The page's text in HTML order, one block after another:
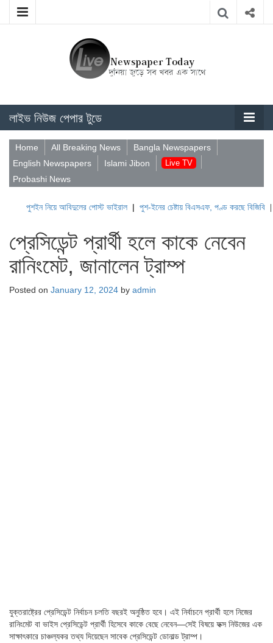
লাইভ নিউজ পেপার টুডে
Home All Breaking News
Bangla Newspapers
English Newspapers
Islami Jibon Live TV
Probashi News
নিয়ে আবিদুলের পোস্ট ভাইরাল| পুশ-ইনের চেষ্টায় বিএসএফ, পণ্ড করছে বিজিবি|
প্রেসিডেন্ট প্রার্থী হলে কাকে নেবেন
রানিংমেট, জানালেন ট্রাম্প
Posted on January 12, 2024 by admin
যুক্তরাষ্ট্রের প্রেসিডেন্ট নির্বাচন চলতি বছরই অনুষ্ঠিত হবে। এই নির্বাচনে প্রার্থী হলে নিজের
রানিংমেট বা ভাইস প্রেসিডেন্ট প্রার্থী হিসেবে কাকে বেছে নেবেন—সেই বিষয়ে ফক্স নিউজের এক
সাক্ষাৎকারে চাঞ্চল্যকর তথ্য দিয়েছেন সাবেক প্রেসিডেন্ট ডোনাল্ড ট্রাম্প।